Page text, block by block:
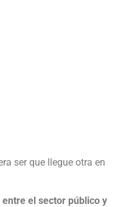
ser que llegue otra en
el sector público y